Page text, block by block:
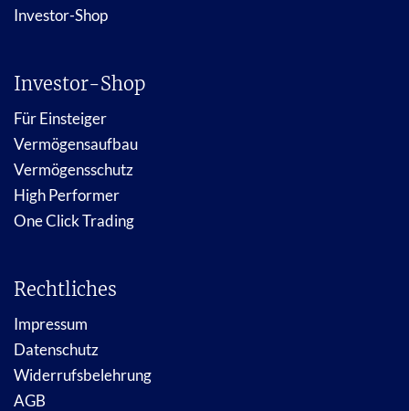
Investor-Shop
Investor-Shop
Für Einsteiger
Vermögensaufbau
Vermögensschutz
High Performer
One Click Trading
Rechtliches
Impressum
Datenschutz
Widerrufsbelehrung
AGB